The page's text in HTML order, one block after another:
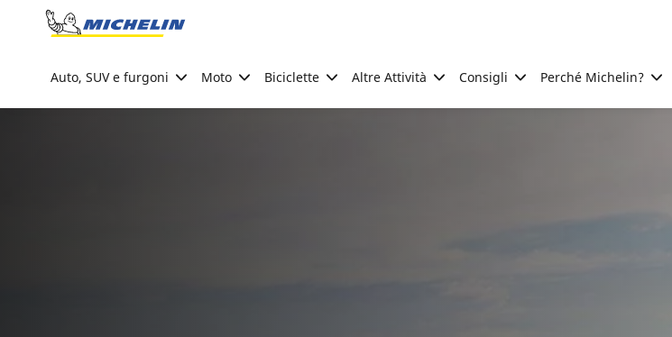
Go to page content
Auto, SUV e furgoni Moto Biciclette Altre Attività Consigli Perché Michelin?